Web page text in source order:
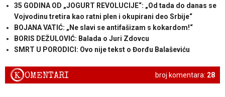
35 GODINA OD „JOGURT REVOLUCIJE“: „Od tada do danas se
Vojvodinu tretira kao ratni plen i okupirani deo Srbije“
BOJANA VATIĆ: „Ne slavi se antifašizam s kokardom!“
BORIS DEŽULOVIĆ: Balada o Juri Zdovcu
SMRT U PORODICI: Ovo nije tekst o Đorđu Balaševiću
broj komentara: 28
KOMENTARI